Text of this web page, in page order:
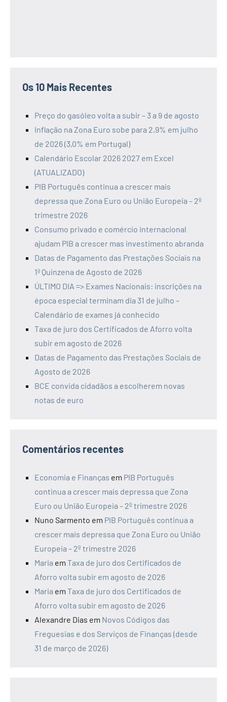
Os 10 Mais Recentes
Preço do gasóleo volta a subir – 3 a 9 de agosto
Inflação na Zona Euro sobe para 2,9% em julho
de 2026 (3,0% em Portugal)
Calendário Escolar 2026 2027 em Excel
(ATUALIZADO)
PIB Português continua a crescer mais
depressa que Zona Euro ou União Europeia – 2º
trimestre 2026
Consumo privado e comércio internacional
ajudam PIB a crescer mas investimento abranda
Datas de Pagamento das Prestações Sociais na
1ª Quinzena de Agosto de 2026
ÚLTIMO DIA => Exames Nacionais: inscrições na
época especial terminam dia 31 de julho –
Calendário de exames já conhecido
Taxa de juro dos Certificados de Aforro volta
subir em agosto de 2026
Datas de Pagamento das Prestações Sociais de
Agosto de 2026
BCE convida cidadãos a escolherem novas
notas de euro
Comentários recentes
Economia e Finanças em PIB Português
continua a crescer mais depressa que Zona
Euro ou União Europeia – 2º trimestre 2026
Nuno Sarmento em PIB Português continua a
crescer mais depressa que Zona Euro ou União
Europeia – 2º trimestre 2026
Maria em Taxa de juro dos Certificados de
Aforro volta subir em agosto de 2026
Maria em Taxa de juro dos Certificados de
Aforro volta subir em agosto de 2026
Alexandre Dias em Novos Códigos das
Freguesias e dos Serviços de Finanças (desde
31 de março de 2026)